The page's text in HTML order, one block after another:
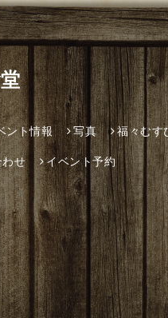
ント情報 写真 福々むす
わせ イベント予約